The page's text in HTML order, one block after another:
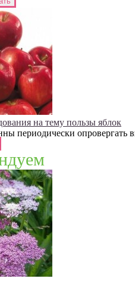
на тему пользы яблок
периодически опровергать